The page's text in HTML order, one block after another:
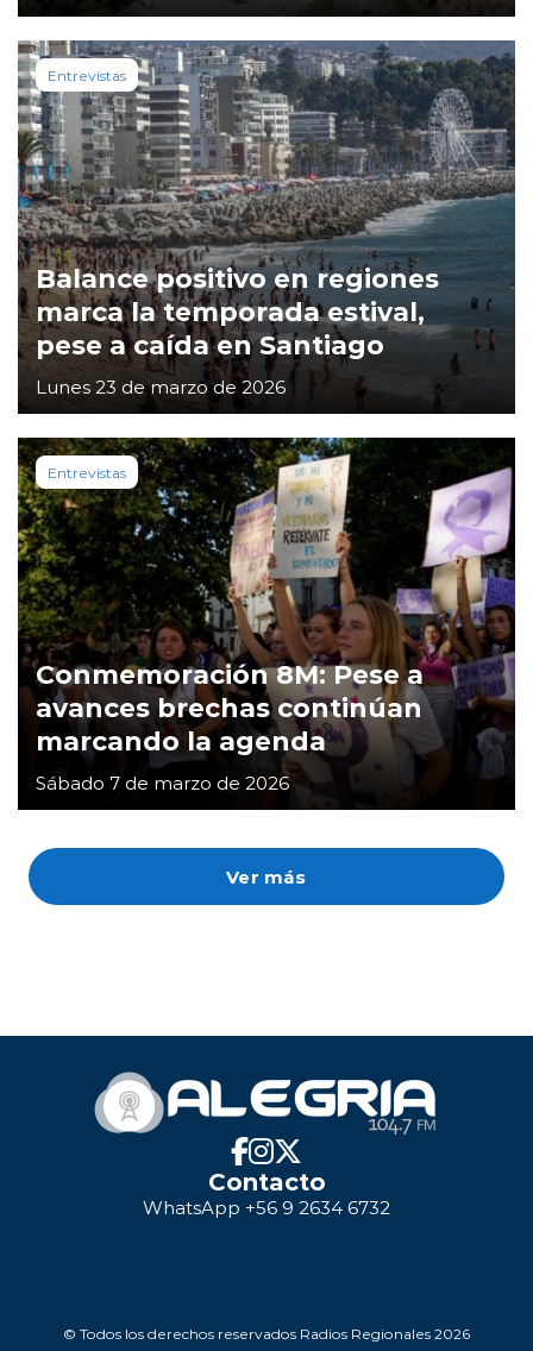
Ver más
Entrevistas
Balance positivo en regiones
marca la temporada estival,
pese a caída en Santiago
Lunes 23 de marzo de 2026
Entrevistas
Conmemoración 8M: Pese a
avances brechas continúan
marcando la agenda
Sábado 7 de marzo de 2026
Contacto
WhatsApp +56 9 2634 6732
© Todos los derechos reservados Radios Regionales 2026